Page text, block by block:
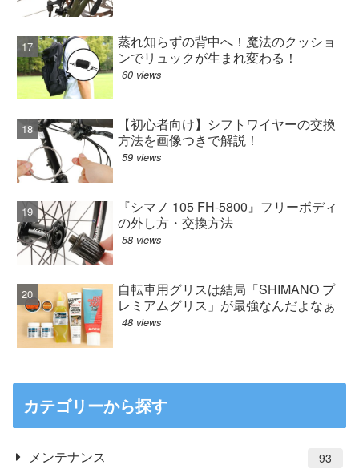
蒸れ知らずの背中へ！魔法のクッショ
ンでリュックが生まれ変わる！
60 views
【初心者向け】シフトワイヤーの交換
方法を画像つきで解説！
59 views
『シマノ 105 FH-5800』フリーボディ
の外し方・交換方法
58 views
自転車用グリスは結局「SHIMANO プ
レミアムグリス」が最強なんだよなぁ
48 views
カテゴリーから探す
メンテナンス 93